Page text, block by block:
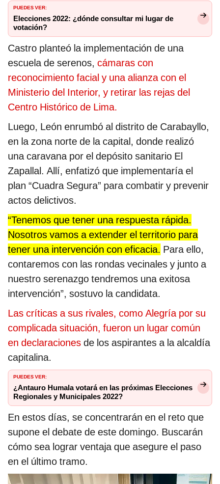
PUEDES VER:
Elecciones 2022: ¿dónde consultar mi lugar de
votación?
Castro planteó la implementación de una
escuela de serenos, cámaras con
reconocimiento facial y una alianza con el
Ministerio del Interior, y retirar las rejas del
Centro Histórico de Lima.
Luego, León enrumbó al distrito de Carabayllo,
en la zona norte de la capital, donde realizó
una caravana por el depósito sanitario El
Zapallal. Allí, enfatizó que implementaría el
plan “Cuadra Segura” para combatir y prevenir
actos delictivos.
“Tenemos que tener una respuesta rápida.
Nosotros vamos a extender el territorio para
tener una intervención con eficacia. Para ello,
contaremos con las rondas vecinales y junto a
nuestro serenazgo tendremos una exitosa
intervención”, sostuvo la candidata.
Las críticas a sus rivales, como Alegría por su
complicada situación, fueron un lugar común
en declaraciones de los aspirantes a la alcaldía
capitalina.
PUEDES VER:
¿Antauro Humala votará en las próximas Elecciones
Regionales y Municipales 2022?
En estos días, se concentrarán en el reto que
supone el debate de este domingo. Buscarán
cómo sea lograr ventaja que asegure el paso
en el último tramo.